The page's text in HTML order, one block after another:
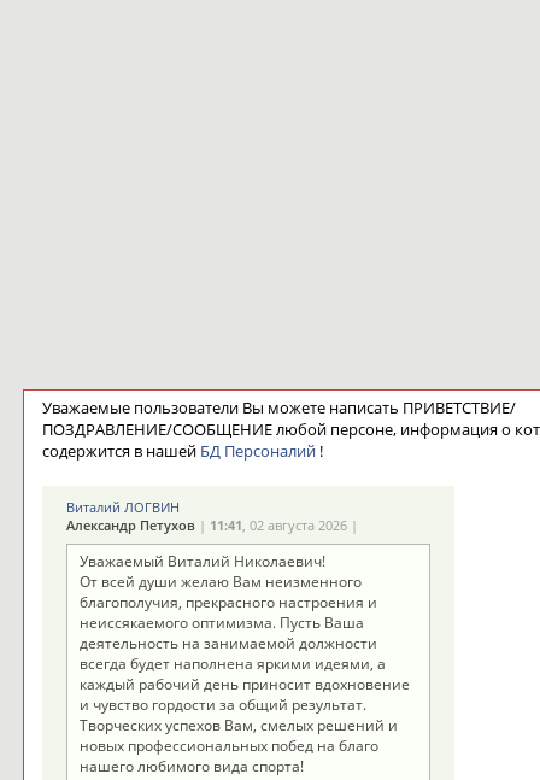
Уважаемые пользователи Вы можете написать ПРИВЕТСТВИЕ/
ПОЗДРАВЛЕНИЕ/СООБЩЕНИЕ любой персоне, информация о
содержится в нашей БД Персоналий!
Виталий ЛОГВИН
Александр Петухов| 11:41, 02 августа 2026 |
Уважаемый Виталий Николаевич!
От всей души желаю Вам неизменного
благополучия, прекрасного настроения и
неиссякаемого оптимизма. Пусть Ваша
деятельность на занимаемой должности
всегда будет наполнена яркими идеями, а
каждый рабочий день приносит вдохновение
и чувство гордости за общий результат.
Творческих успехов Вам, смелых решений и
новых профессиональных побед на благо
нашего любимого вида спорта!